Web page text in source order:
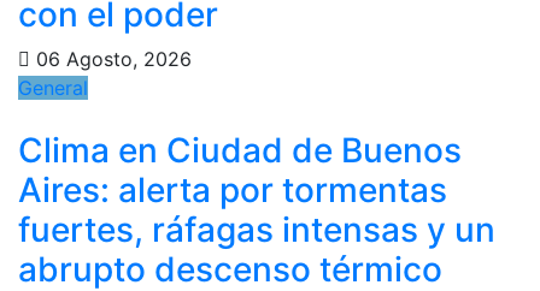
con el poder
06 Agosto, 2026
General
Clima en Ciudad de Buenos
Aires: alerta por tormentas
fuertes, ráfagas intensas y un
abrupto descenso térmico